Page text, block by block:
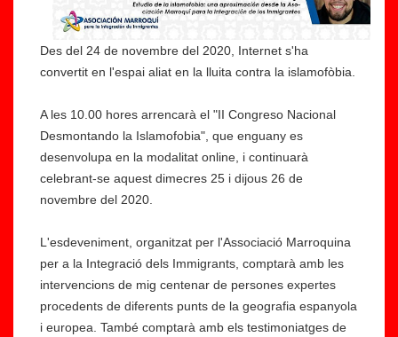
Des del 24 de novembre del 2020, Internet s'ha
convertit en l'espai aliat en la lluita contra la islamofòbia.
A les 10.00 hores arrencarà el "II Congreso Nacional
Desmontando la Islamofobia", que enguany es
desenvolupa en la modalitat online, i continuarà
celebrant-se aquest dimecres 25 i dijous 26 de
novembre del 2020.
L'esdeveniment, organitzat per l'Associació Marroquina
per a la Integració dels Immigrants, comptarà amb les
intervencions de mig centenar de persones expertes
procedents de diferents punts de la geografia espanyola
i europea. També comptarà amb els testimoniatges de